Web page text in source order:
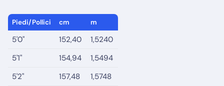
Piedi/Pollici cm m
5'0" 152,40
1,5240
5'1"
154,94
1,5494
5'2"
157,48
1,5748